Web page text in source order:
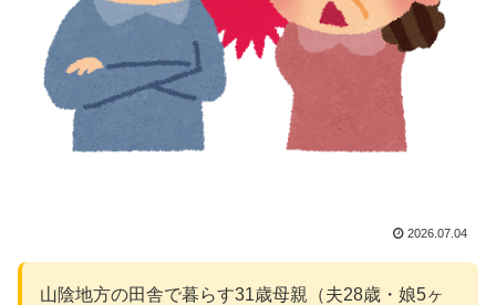
2026.07.04
山陰地方の田舎で暮らす31歳母親（夫28歳・娘5ヶ